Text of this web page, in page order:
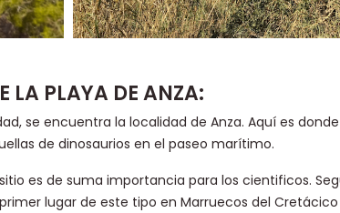
LA PLAYA DE ANZA:
se encuentra la localidad de Anza. Aquí es
de dinosaurios en el paseo marítimo.
es de suma importancia para los cientificos.
lugar de este tipo en Marruecos del